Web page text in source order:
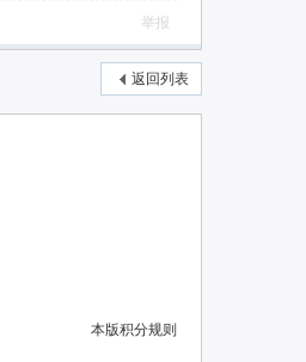
举报
返回列表
本版积分规则